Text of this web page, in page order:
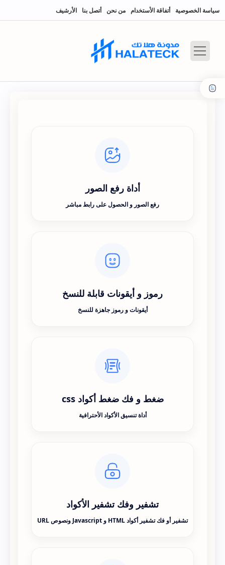
سياسة الخصوصية أتفاقة الأستخدام من نحن أتصل بنا الأرشيف
أداة رفع الصور
رفع الصور و الحصول على رابط مباشر
رموز و أيقونات قابلة للنسخ
أيقونات و رموز جاهزة للنسخ
ضغط و فك ضغط أكواد css
أداة تنسيق الأكواد الأحترافية
تشفير وفك تشفير الأكواد
تشفير أو فك تشفير أكواد HTML و Javascript ونصوص URL